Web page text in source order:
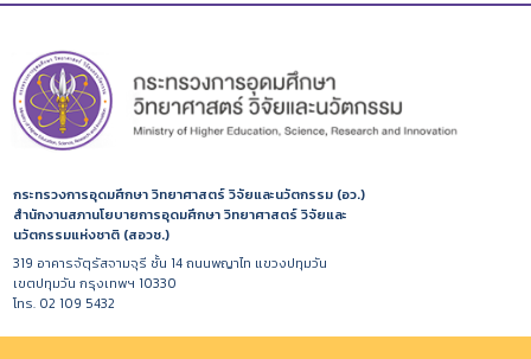
กระทรวงการอุดมศึกษา วิทยาศาสตร์ วิจัยและนวัตกรรม (อว.)
สำนักงานสภานโยบายการอุดมศึกษา วิทยาศาสตร์ วิจัยและ
นวัตกรรมแห่งชาติ (สอวช.)
319 อาคารจัตุรัสจามจุรี ชั้น 14 ถนนพญาไท แขวงปทุมวัน
เขตปทุมวัน กรุงเทพฯ 10330
โทร. 02 109 5432